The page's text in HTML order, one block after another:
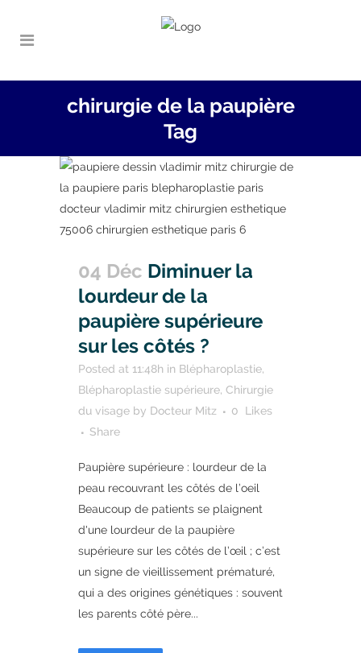
chirurgie de la paupière
Tag
04 Déc Diminuer la
lourdeur de la
paupière supérieure
sur les côtés ?
Posted at 11:48h in Blépharoplastie,
Blépharoplastie supérieure, Chirurgie
du visage by Docteur Mitz 0
Likes
Share
Paupière supérieure : lourdeur de la
peau recouvrant les côtés de l’oeil
Beaucoup de patients se plaignent
d'une lourdeur de la paupière
supérieure sur les côtés de l’œil ; c’est
un signe de vieillissement prématuré,
qui a des origines génétiques : souvent
les parents côté père...